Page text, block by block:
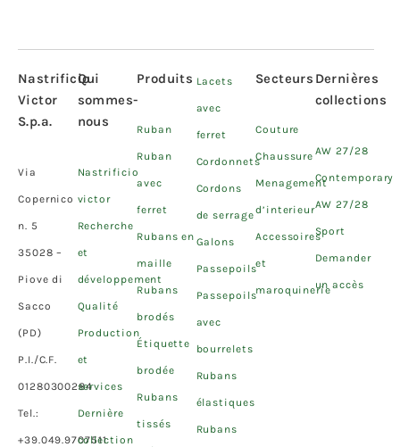
Nastrificio
Victor
S.p.a.
Via
Copernico
n. 5
35028 –
Piove di
Sacco
(PD)
P.I./C.F.
01280300284
Tel.:
+39.049.9707511
Qui
sommes-
nous
Nastrificio
victor
Recherche
et
développement
Qualité
Production
et
services
Dernière
collection
Produits
Ruban
Ruban
avec
ferret
Rubans en
maille
Rubans
brodés
Étiquette
brodée
Rubans
tissés
Lacets
avec
ferret
Cordonnets
Cordons
de serrage
Galons
Passepoils
Passepoils
avec
bourrelets
Rubans
élastiques
Rubans
Secteurs
Couture
Chaussure
Menagement
d’interieur
Accessoires
et
maroquinerie
Dernières
collections
AW 27/28
Contemporary
AW 27/28
Sport
Demander
un accès